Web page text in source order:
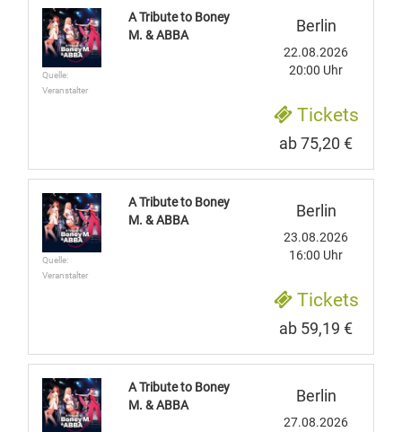
Quelle:
Veranstalter
A Tribute to Boney
M. & ABBA
Berlin
22.08.2026
20:00 Uhr
Tickets
ab 75,20 €
Quelle:
Veranstalter
A Tribute to Boney
M. & ABBA
Berlin
23.08.2026
16:00 Uhr
Tickets
ab 59,19 €
A Tribute to Boney
M. & ABBA
Berlin
27.08.2026